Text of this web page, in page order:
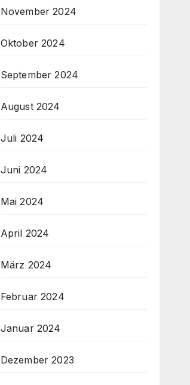
November 2024
Oktober 2024
September 2024
August 2024
Juli 2024
Juni 2024
Mai 2024
April 2024
März 2024
Februar 2024
Januar 2024
Dezember 2023